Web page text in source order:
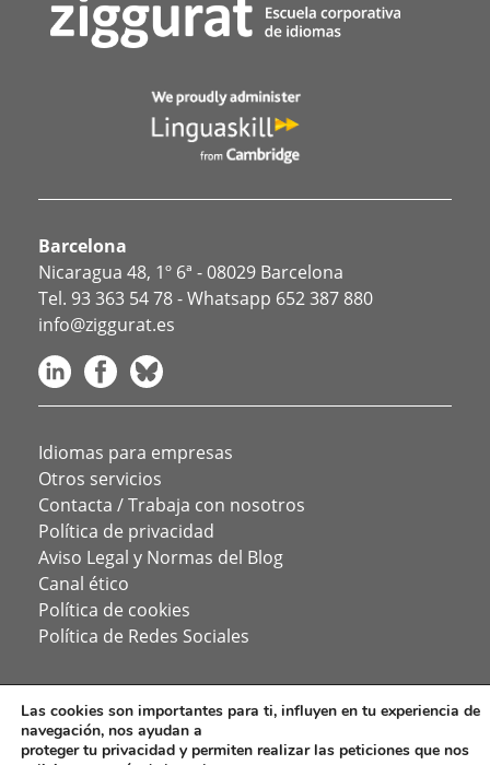
Barcelona
Nicaragua 48, 1º 6ª - 08029 Barcelona
Tel. 93 363 54 78- Whatsapp 652 387 880
info@ziggurat.es
Idiomas para empresas
Otros servicios
Contacta / Trabaja con nosotros
Política de privacidad
Aviso Legal y Normas del Blog
Canal ético
Política de cookies
Política de Redes Sociales
Las cookies son importantes para ti, influyen en tu experiencia de
navegación, nos ayudan a
proteger tu privacidad y permiten realizar las peticiones que nos